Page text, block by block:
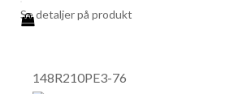
Se detaljer på produkt
148R210PE3-76